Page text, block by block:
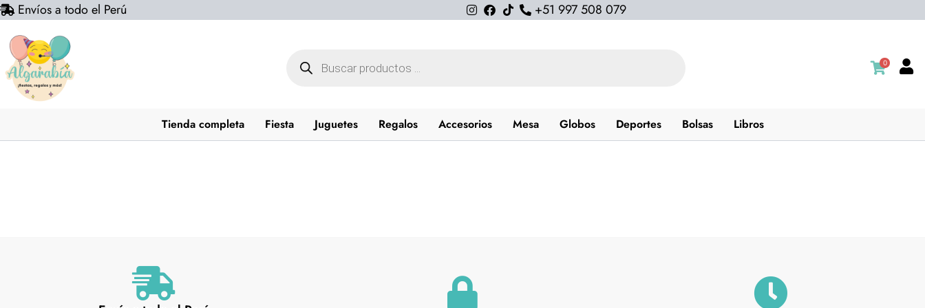
Ir
contenido
Envíos a todo el Perú +51 997 508 079
productos
0
Tienda completa Fiesta Juguetes Regalos Accesorios Mesa Globos Deportes Bolsas Libros